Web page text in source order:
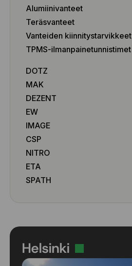
Alumiinivanteet
Teräsvanteet
Vanteiden kiinnitystarvikkeet
TPMS-ilmanpainetunnistimet
DOTZ
MAK
DEZENT
EW
IMAGE
CSP
NITRO
ETA
SPATH
Helsinki